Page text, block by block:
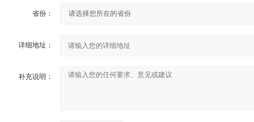
省份：
详细地址：
补充说明：